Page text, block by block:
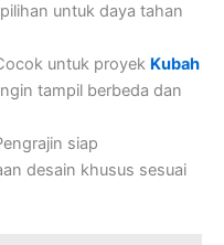
untuk daya tahan
untuk proyek Kubah
tampil berbeda dan
siap
desain khusus sesuai